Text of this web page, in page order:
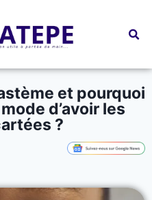
et pourquoi
d’avoir les
?